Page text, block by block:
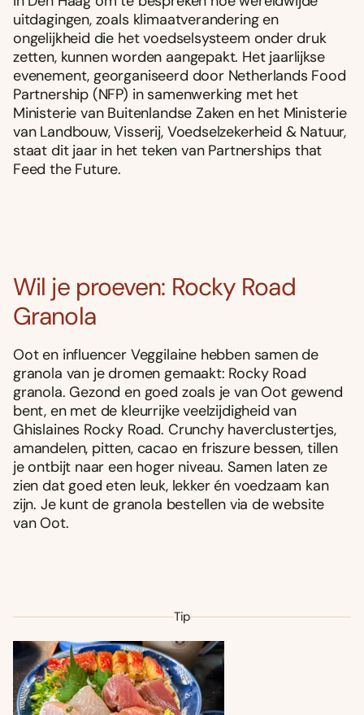
uitdagingen, zoals klimaatverandering en
ongelijkheid die het voedselsysteem onder druk
zetten, kunnen worden aangepakt. Het jaarlijkse
evenement, georganiseerd door Netherlands Food
Partnership (NFP) in samenwerking met het
Ministerie van Buitenlandse Zaken en het Ministerie
van Landbouw, Visserij, Voedselzekerheid & Natuur,
staat dit jaar in het teken van Partnerships that
Feed the Future.
Wil je proeven: Rocky Road
Granola
Oot en influencer Veggilaine hebben samen de
granola van je dromen gemaakt: Rocky Road
granola. Gezond en goed zoals je van Oot gewend
bent, en met de kleurrijke veelzijdigheid van
Ghislaines Rocky Road. Crunchy haverclustertjes,
amandelen, pitten, cacao en friszure bessen, tillen
je ontbijt naar een hoger niveau. Samen laten ze
zien dat goed eten leuk, lekker én voedzaam kan
zijn. Je kunt de granola bestellen via de website
van Oot.
Tip